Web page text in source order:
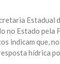
no Estado
indicam que,
hídrica